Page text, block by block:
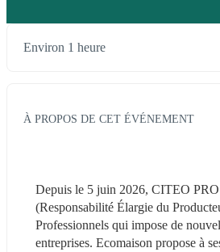
Environ 1 heure
À PROPOS DE CET ÉVÉNEMENT
Depuis le 5 juin 2026, CITEO PRO
(Responsabilité Élargie du
Professionnels qui impose de
entreprises. Ecomaison propose à